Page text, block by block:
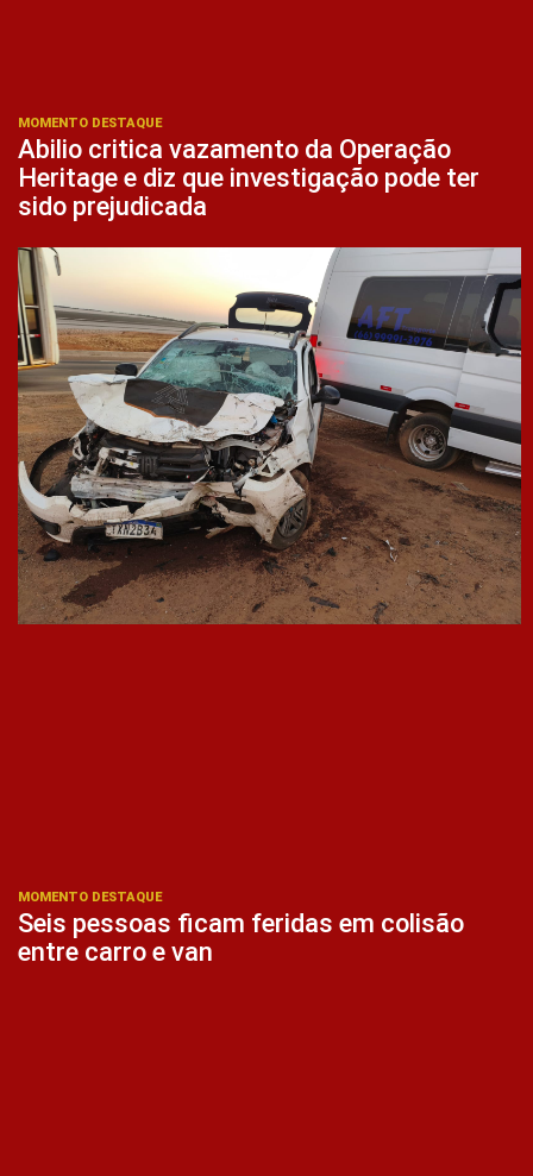
MOMENTO DESTAQUE
Abilio critica vazamento da Operação
Heritage e diz que investigação pode ter
sido prejudicada
MOMENTO DESTAQUE
Seis pessoas ficam feridas em colisão
entre carro e van